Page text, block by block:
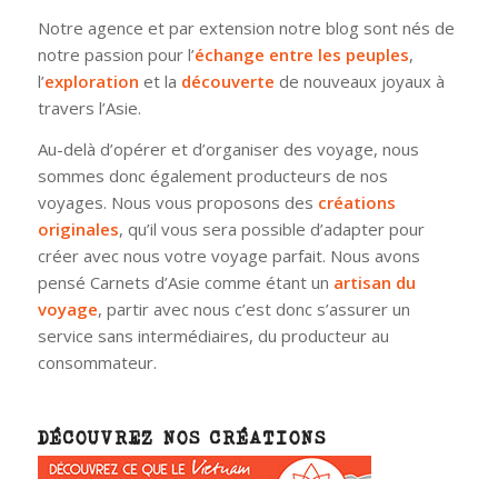
Notre agence et par extension notre blog sont nés de
notre passion pour l’échange entre les peuples,
l’exploration et la découverte de nouveaux joyaux à
travers l’Asie.
Au-delà d’opérer et d’organiser des voyage, nous
sommes donc également producteurs de nos
voyages. Nous vous proposons des créations
originales, qu’il vous sera possible d’adapter pour
créer avec nous votre voyage parfait. Nous avons
pensé Carnets d’Asie comme étant un artisan du
voyage, partir avec nous c’est donc s’assurer un
service sans intermédiaires, du producteur au
consommateur.
DÉCOUVREZ NOS CRÉATIONS